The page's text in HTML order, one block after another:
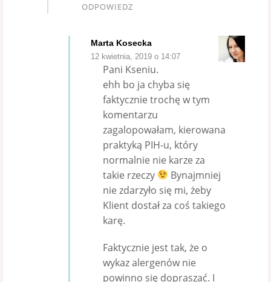
ODPOWIEDZ
Marta Kosecka
12 kwietnia, 2019 o 14:07
Pani Kseniu.
ehh bo ja chyba się
faktycznie trochę w tym
komentarzu
zagalopowałam, kierowana
praktyką PIH-u, który
normalnie nie karze za
takie rzeczy
Bynajmniej
nie zdarzyło się mi, żeby
Klient dostał za coś takiego
karę.
Faktycznie jest tak, że o
wykaz alergenów nie
powinno się dopraszać. I